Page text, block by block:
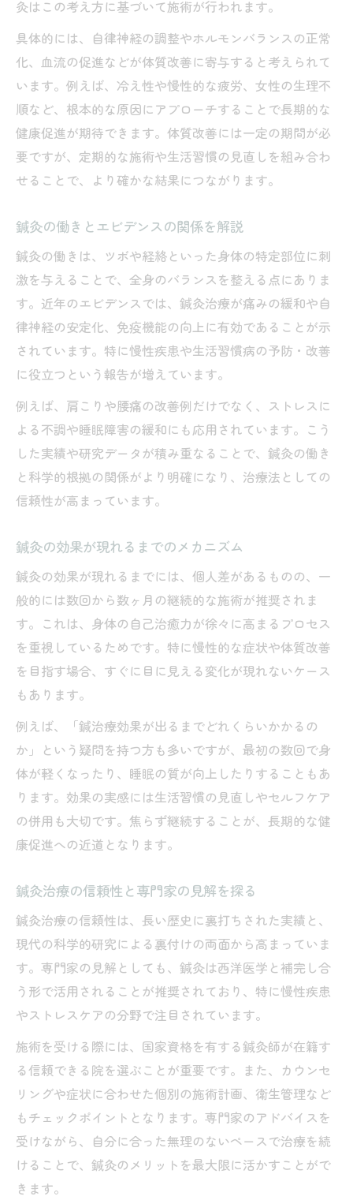
灸はこの考え方に基づいて施術が行われます。
具体的には、自律神経の調整やホルモンバランスの正常
化、血流の促進などが体質改善に寄与すると考えられて
います。例えば、冷え性や慢性的な疲労、女性の生理不
順など、根本的な原因にアプローチすることで長期的な
健康促進が期待できます。体質改善には一定の期間が必
要ですが、定期的な施術や生活習慣の見直しを組み合わ
せることで、より確かな結果につながります。
鍼灸の働きとエビデンスの関係を解説
鍼灸の働きは、ツボや経絡といった身体の特定部位に刺
激を与えることで、全身のバランスを整える点にありま
す。近年のエビデンスでは、鍼灸治療が痛みの緩和や自
律神経の安定化、免疫機能の向上に有効であることが示
されています。特に慢性疾患や生活習慣病の予防・改善
に役立つという報告が増えています。
例えば、肩こりや腰痛の改善例だけでなく、ストレスに
よる不調や睡眠障害の緩和にも応用されています。こう
した実績や研究データが積み重なることで、鍼灸の働き
と科学的根拠の関係がより明確になり、治療法としての
信頼性が高まっています。
鍼灸の効果が現れるまでのメカニズム
鍼灸の効果が現れるまでには、個人差があるものの、一
般的には数回から数ヶ月の継続的な施術が推奨されま
す。これは、身体の自己治癒力が徐々に高まるプロセス
を重視しているためです。特に慢性的な症状や体質改善
を目指す場合、すぐに目に見える変化が現れないケース
もあります。
例えば、「鍼治療効果が出るまでどれくらいかかるの
か」という疑問を持つ方も多いですが、最初の数回で身
体が軽くなったり、睡眠の質が向上したりすることもあ
ります。効果の実感には生活習慣の見直しやセルフケア
の併用も大切です。焦らず継続することが、長期的な健
康促進への近道となります。
鍼灸治療の信頼性と専門家の見解を探る
鍼灸治療の信頼性は、長い歴史に裏打ちされた実績と、
現代の科学的研究による裏付けの両面から高まっていま
す。専門家の見解としても、鍼灸は西洋医学と補完し合
う形で活用されることが推奨されており、特に慢性疾患
やストレスケアの分野で注目されています。
施術を受ける際には、国家資格を有する鍼灸師が在籍す
る信頼できる院を選ぶことが重要です。また、カウンセ
リングや症状に合わせた個別の施術計画、衛生管理など
もチェックポイントとなります。専門家のアドバイスを
受けながら、自分に合った無理のないペースで治療を続
けることで、鍼灸のメリットを最大限に活かすことがで
きます。